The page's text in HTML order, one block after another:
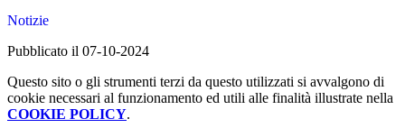
Notizie
Pubblicato il 07-10-2024
Questo sito o gli strumenti terzi da questo utilizzati si avvalgono di
cookie necessari al funzionamento ed utili alle finalità illustrate nella
COOKIE POLICY.